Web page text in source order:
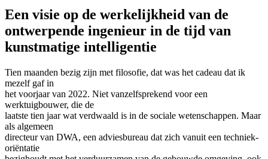
Een visie op de werkelijkheid van de
ontwerpende ingenieur in de tijd van
kunstmatige intelligentie
Tien maanden bezig zijn met filosofie, dat was het cadeau dat ik
mezelf gaf in
het voorjaar van 2022. Niet vanzelfsprekend voor een
werktuigbouwer, die de
laatste tien jaar wat verdwaald is in de sociale wetenschappen. Maar
als algemeen
directeur van DWA, een adviesbureau dat zich vanuit een techniek-
oriëntatie